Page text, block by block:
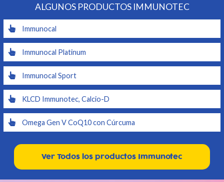
ALGUNOS PRODUCTOS IMMUNOTEC
Immunocal
Immunocal Platinum
Immunocal Sport
KLCD Immunotec, Calcio-D
Omega Gen V CoQ10 con Cúrcuma
Ver Todos los productos Immunotec